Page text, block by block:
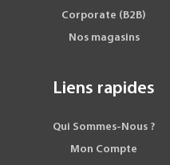
Corporate (B2B)
Nos magasins
Liens rapides
Qui Sommes-Nous ?
Mon Compte